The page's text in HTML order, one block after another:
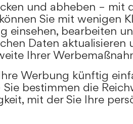
und abheben – mit
Sie mit wenigen
einsehen, bearbeiten
Daten aktualisieren
Ihrer
Werbung künftig
Sie bestimmen die
mit der Sie Ihre